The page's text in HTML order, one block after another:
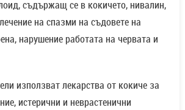
съдържащ се в кокичето, нивалин,
на спазми на съдовете на
нарушение работата на червата и
използват лекарства от кокиче за
истерични и неврастенични